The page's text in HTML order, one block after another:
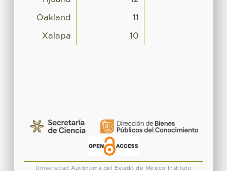
Oakland 11
Xalapa 10
Universidad Autónoma del Estado de México Instituto